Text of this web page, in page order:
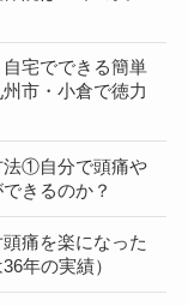
宅でできる簡単
市・小倉で徳力
法①自分で頭痛や
きるのか？
痛を楽になった
年の実績）